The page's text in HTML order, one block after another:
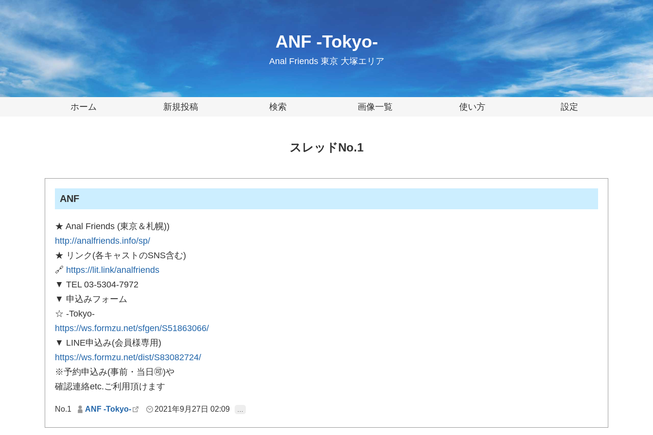
ANF -Tokyo-
Anal Friends 東京 大塚エリア
ホーム 新規投稿 検索 画像一覧 使い方 設定
スレッドNo.1
ANF
★ Anal Friends (東京＆札幌))
http://analfriends.info/sp/
★ リンク(各キャストのSNS含む)
🔗 https://lit.link/analfriends
▼ TEL 03-5304-7972
▼ 申込みフォーム
☆ -Tokyo-
https://ws.formzu.net/sfgen/S51863066/
▼ LINE申込み(会員様専用)
https://ws.formzu.net/dist/S83082724/
※予約申込み(事前・当日🉑)や
確認連絡etc.ご利用頂けます
No.1 ANF -Tokyo- 2021年9月27日 02:09